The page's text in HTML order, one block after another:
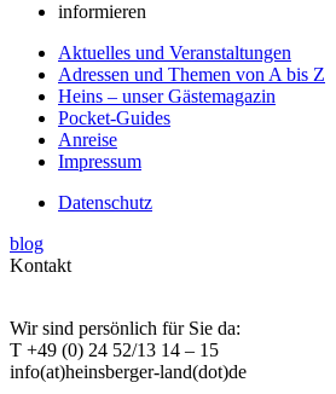
informieren
Aktuelles und Veranstaltungen
Adressen und Themen von A bis Z
Heins – unser Gästemagazin
Pocket-Guides
Anreise
Impressum
Datenschutz
blog
Kontakt
Wir sind persönlich für Sie da:
T +49 (0) 24 52/13 14 – 15
info(at)heinsberger-land(dot)de